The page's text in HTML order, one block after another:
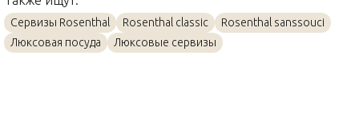
Страна производителя
Материал
Фарфор
Объем / Размер
1,25л
Сервизы Rosenthal Rosenthal classic
Rosenthal sanssouci
Люксовая посуда
Люксовые сервизы